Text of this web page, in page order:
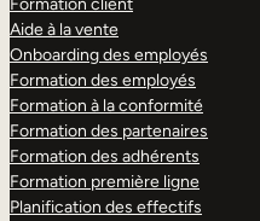
Formation client
Aide à la vente
Onboarding des employés
Formation des employés
Formation à la conformité
Formation des partenaires
Formation des adhérents
Formation première ligne
Planification des effectifs